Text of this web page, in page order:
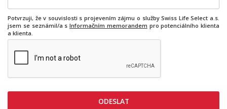
Potvrzuji, že v souvislosti s projevením zájmu o služby Swiss Life Select a.s.
jsem se seznámil/a s Informačním memorandem pro potenciálního klienta
a klienta.